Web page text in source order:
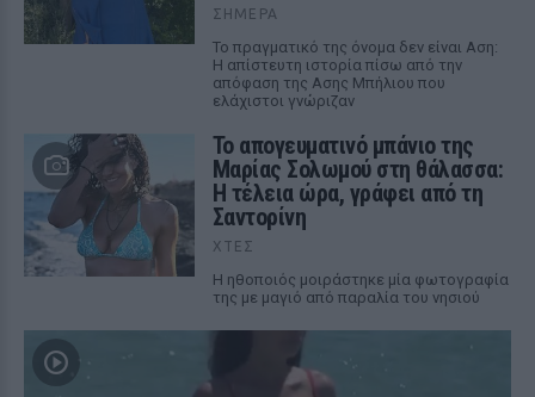
ΣΉΜΕΡΑ
Το πραγματικό της όνομα δεν είναι Αση:
Η απίστευτη ιστορία πίσω από την
απόφαση της Ασης Μπήλιου που
ελάχιστοι γνώριζαν
Το απογευματινό μπάνιο της
Μαρίας Σολωμού στη θάλασσα:
Η τέλεια ώρα, γράφει από τη
Σαντορίνη
ΧΤΕΣ
Η ηθοποιός μοιράστηκε μία φωτογραφία
της με μαγιό από παραλία του νησιού